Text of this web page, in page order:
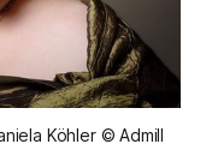
Köhler © Admill